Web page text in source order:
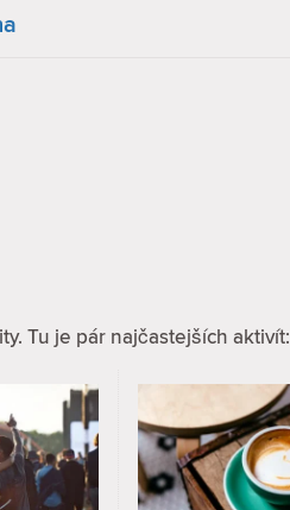
Tu je pár najčastejších aktivít: